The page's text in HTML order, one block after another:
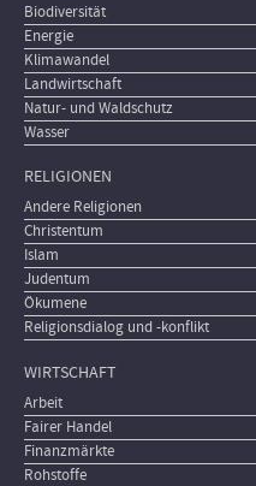
Biodiversität
Energie
Klimawandel
Landwirtschaft
Natur- und Waldschutz
Wasser
RELIGIONEN
Andere Religionen
Christentum
Islam
Judentum
Ökumene
Religionsdialog und -konflikt
WIRTSCHAFT
Arbeit
Fairer Handel
Finanzmärkte
Rohstoffe